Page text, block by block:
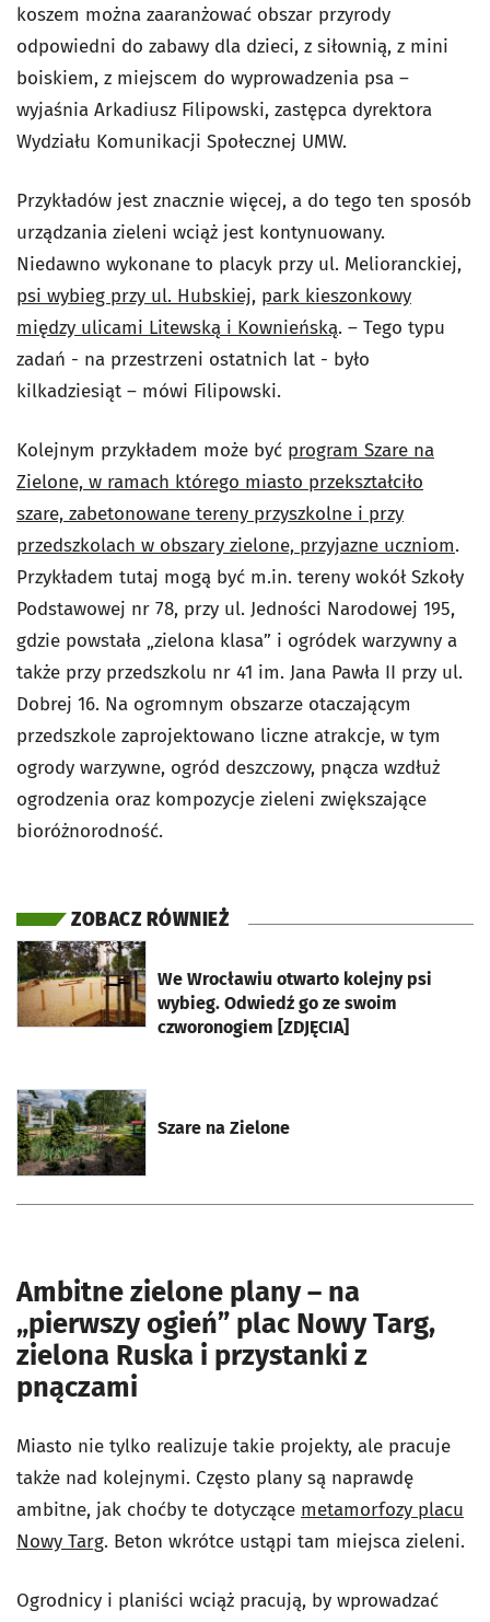
koszem można zaaranżować obszar przyrody
odpowiedni do zabawy dla dzieci, z siłownią, z mini
boiskiem, z miejscem do wyprowadzenia psa –
wyjaśnia Arkadiusz Filipowski, zastępca dyrektora
Wydziału Komunikacji Społecznej UMW.
Przykładów jest znacznie więcej, a do tego ten sposób
urządzania zieleni wciąż jest kontynuowany.
Niedawno wykonane to placyk przy ul. Melioranckiej,
psi wybieg przy ul. Hubskiej, park kieszonkowy
między ulicami Litewską i Kownieńską. – Tego typu
zadań - na przestrzeni ostatnich lat - było
kilkadziesiąt – mówi Filipowski.
Kolejnym przykładem może być program Szare na
Zielone, w ramach którego miasto przekształciło
szare, zabetonowane tereny przyszkolne i przy
przedszkolach w obszary zielone, przyjazne uczniom.
Przykładem tutaj mogą być m.in. tereny wokół Szkoły
Podstawowej nr 78, przy ul. Jedności Narodowej 195,
gdzie powstała „zielona klasa” i ogródek warzywny a
także przy przedszkolu nr 41 im. Jana Pawła II przy ul.
Dobrej 16. Na ogromnym obszarze otaczającym
przedszkole zaprojektowano liczne atrakcje, w tym
ogrody warzywne, ogród deszczowy, pnącza wzdłuż
ogrodzenia oraz kompozycje zieleni zwiększające
bioróżnorodność.
ZOBACZ RÓWNIEŻ
We Wrocławiu otwarto kolejny psi
wybieg. Odwiedź go ze swoim
czworonogiem [ZDJĘCIA]
otworzy się w nowej karcie
Szare na Zielone
otworzy się w nowej karcie
Ambitne zielone plany – na
„pierwszy ogień” plac Nowy Targ,
zielona Ruska i przystanki z
pnączami
Miasto nie tylko realizuje takie projekty, ale pracuje
także nad kolejnymi. Często plany są naprawdę
ambitne, jak choćby te dotyczące metamorfozy placu
Nowy Targ. Beton wkrótce ustąpi tam miejsca zieleni.
Ogrodnicy i planiści wciąż pracują, by wprowadzać